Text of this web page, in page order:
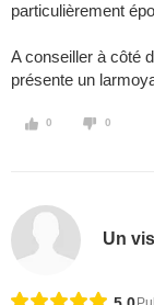
particulièrement
A conseiller à côté
présente un
0 0
Un